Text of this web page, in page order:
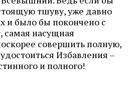
тшуву, уже давно
было бы покончено с
самая насущная
совершить полную,
Избавления –
и полного!